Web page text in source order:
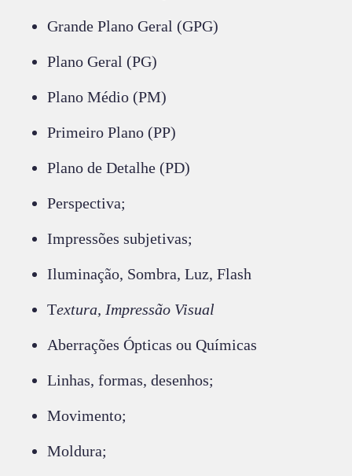
Grande Plano Geral (GPG)
Plano Geral (PG)
Plano Médio (PM)
Primeiro Plano (PP)
Plano de Detalhe (PD)
Perspectiva;
Impressões subjetivas;
Iluminação, Sombra, Luz, Flash
Textura, Impressão Visual
Aberrações Ópticas ou Químicas
Linhas, formas, desenhos;
Movimento;
Moldura;